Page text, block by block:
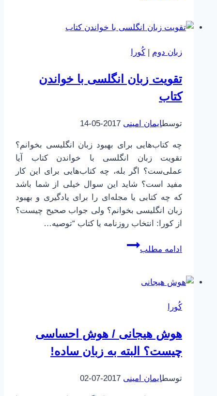
فرضیه
از
و
زبان دوم کُورا
تقویت زبان انگلسی با خواندن
کتاب
توسطایمان امینی 2017-05-14
چه کتاب‌هایی برای بهبود زبان انگلیسی بخوانم؟
تقویت زبان انگلسی با خواندن کتاب آیا
عملی‌ست؟ اگر بله، چه کتاب‌هایی برای این کار
مفید است؟ شاید این سوال خیلی از شما باشد
که چه کتابی یا مجله‌ای را برای یادگیری و بهبود
زبان انگلیسی بخوانم؟ ولی جواب صحیح چیست؟
از کورا: انتخاب روزنامه یا کتاب “توصیه…
ادامه مطلب
تقویت
کُورا
هوش هیجانی / هوش احساسی
چیست؟ البته به زبان ساده!
توسطایمان امینی 2017-07-02